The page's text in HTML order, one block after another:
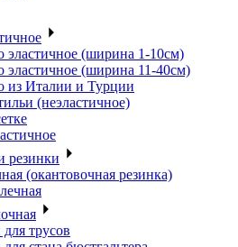
эластичное (ширина 1-10см)
эластичное (ширина 11-40см)
из Италии и Турции
(неэластичное)
резинки
(окантовочная резинка)
трусов